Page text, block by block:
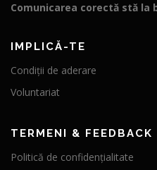
Comunicarea corectă stă la
IMPLICĂ-TE
Condiții de aderare
Voluntariat
TERMENI & FEEDBACK
Politică de confidențialitate